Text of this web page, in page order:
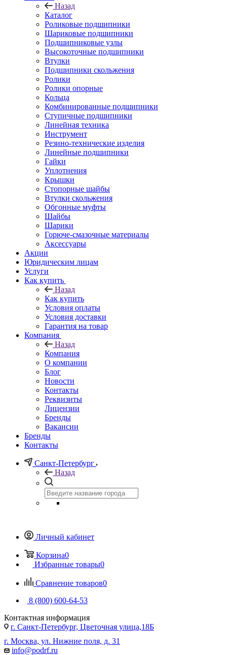
Назад
Каталог
Роликовые подшипники
Шариковые подшипники
Подшипниковые узлы
Высокоточные подшипники
Втулки
Подшипники скольжения
Ролики
Ролики опорные
Кольца
Комбинированные подшипники
Ступичные подшипники
Линейная техника
Инструмент
Резино-технические изделия
Линейные подшипники
Гайки
Уплотнения
Крышки
Стопорные шайбы
Втулки скольжения
Обгонные муфты
Шайбы
Шарики
Горюче-смазочные материалы
Аксессуары
Акции
Юридическим лицам
Услуги
Как купить
Назад
Как купить
Условия оплаты
Условия доставки
Гарантия на товар
Компания
Назад
Компания
О компании
Блог
Новости
Контакты
Реквизиты
Лицензии
Бренды
Вакансии
Бренды
Контакты
Санкт-Петербург
Назад
Личный кабинет
Корзина0
Избранные товары0
Сравнение товаров0
8 (800) 600-64-53
Контактная информация
г. Санкт-Петербург, Цветочная улица,18Б
г. Москва, ул. Нижние поля, д. 31
info@podrf.ru